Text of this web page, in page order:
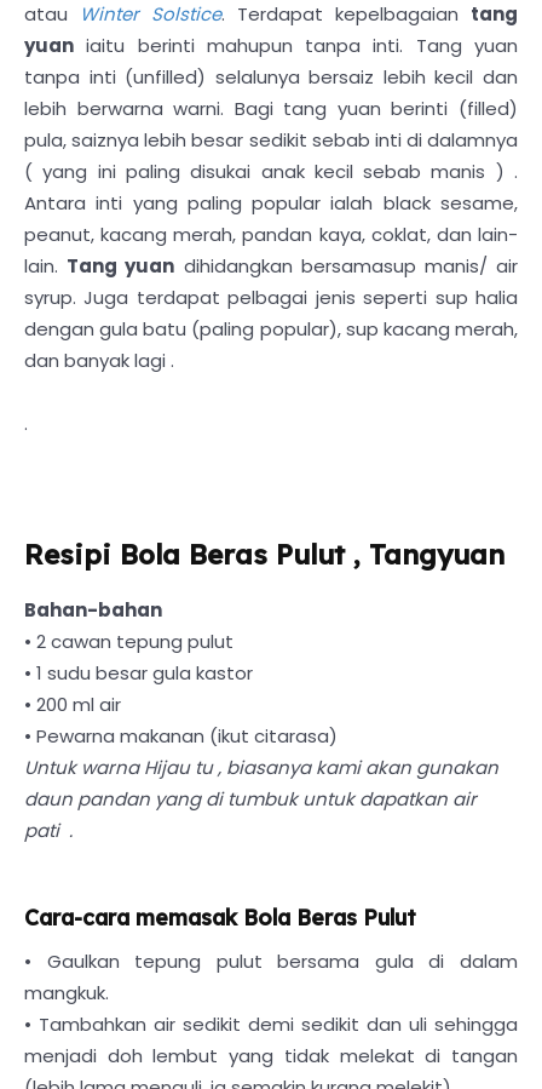
atau
Winter Solstice. Terdapat kepelbagaian tang
yuan iaitu berinti mahupun tanpa inti. Tang yuan
tanpa inti (unfilled) selalunya bersaiz lebih kecil dan
lebih berwarna warni. Bagi tang yuan berinti (filled)
pula, saiznya lebih besar sedikit sebab inti di dalamnya
( yang ini paling disukai anak kecil sebab manis ) .
Antara inti yang paling popular ialah black sesame,
peanut, kacang merah, pandan kaya, coklat, dan lain-
lain. Tang yuan dihidangkan bersamasup manis/ air
syrup. Juga terdapat pelbagai jenis seperti sup halia
dengan gula batu (paling popular), sup kacang merah,
dan banyak lagi .
.
Resipi Bola Beras Pulut , Tangyuan
Bahan-bahan
• 2 cawan tepung pulut
• 1 sudu besar gula kastor
• 200 ml air
• Pewarna makanan (ikut citarasa)
Untuk warna Hijau tu , biasanya kami akan gunakan
daun pandan yang di tumbuk untuk dapatkan air
pati .
Cara-cara memasak Bola Beras Pulut
• Gaulkan tepung pulut bersama gula di dalam
mangkuk.
• Tambahkan air sedikit demi sedikit dan uli sehingga
menjadi doh lembut yang tidak melekat di tangan